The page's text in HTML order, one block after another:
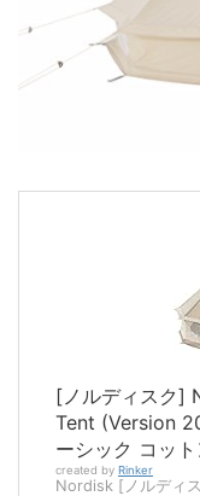
[ノルディスク]
Tent (Version
ーシック コッ
created by Rinker
Nordisk [ノルディ